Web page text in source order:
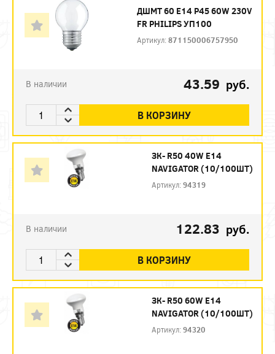
ДШМТ 60 Е14 P45 60W 230V
FR PHILIPS УП100
Артикул:871150006757950
В наличии 43.59 руб.
В КОРЗИНУ
ЗК- R50 40W E14
NAVIGATOR (10/100ШТ)
Артикул:94319
В наличии 122.83 руб.
В КОРЗИНУ
ЗК- R50 60W E14
NAVIGATOR (10/100ШТ)
Артикул:94320